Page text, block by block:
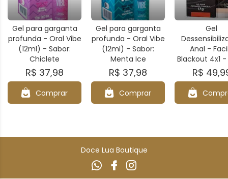
Gel para garganta
profunda - Oral Vibe
(12ml) - Sabor:
Chiclete
R$ 37,98
Comprar
Gel para garganta
profunda - Oral Vibe
(12ml) - Sabor:
Menta Ice
R$ 37,98
Comprar
Gel
Anal -
Blackout 4x1 -
R$
Doce Lua Boutique